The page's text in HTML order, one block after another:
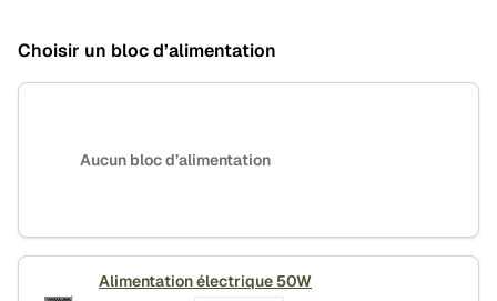
Choisir un bloc d’alimentation
Aucun bloc d’alimentation
Alimentation électrique 50W